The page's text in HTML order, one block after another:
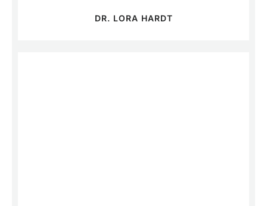
DR. LORA HARDT